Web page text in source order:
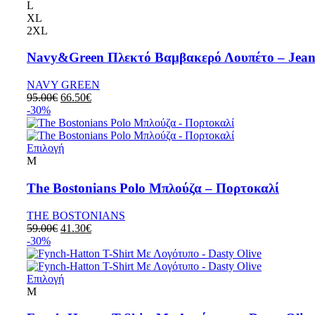
L
XL
2XL
Navy&Green Πλεκτό Βαμβακερό Λουπέτο –
NAVY GREEN
95.00€ 66.50€
-30%
Επιλογή
M
The Bostonians Polo Μπλούζα – Πορτοκαλί
THE BOSTONIANS
59.00€ 41.30€
-30%
Επιλογή
M